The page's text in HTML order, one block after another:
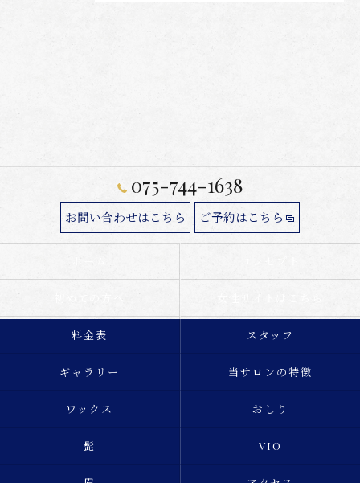
075-744-1638
お問い合わせはこちら ご予約はこちら
女性サイトはこちら
料金表 スタッフ
ギャラリー 当サロンの特徴
ワックス おしり
髭 VIO